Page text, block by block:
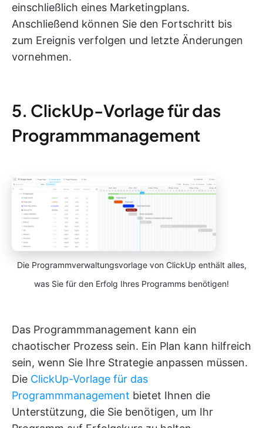
einschließlich eines Marketingplans.
Anschließend können Sie den Fortschritt bis
zum Ereignis verfolgen und letzte Änderungen
vornehmen.
5. ClickUp-Vorlage für das
Programmmanagement
Die Programmverwaltungsvorlage von ClickUp enthält alles,
was Sie für den Erfolg Ihres Programms benötigen!
Das Programmmanagement kann ein
chaotischer Prozess sein. Ein Plan kann hilfreich
sein, wenn Sie Ihre Strategie anpassen müssen.
Die ClickUp-Vorlage für das
Programmmanagement bietet Ihnen die
Unterstützung, die Sie benötigen, um Ihr